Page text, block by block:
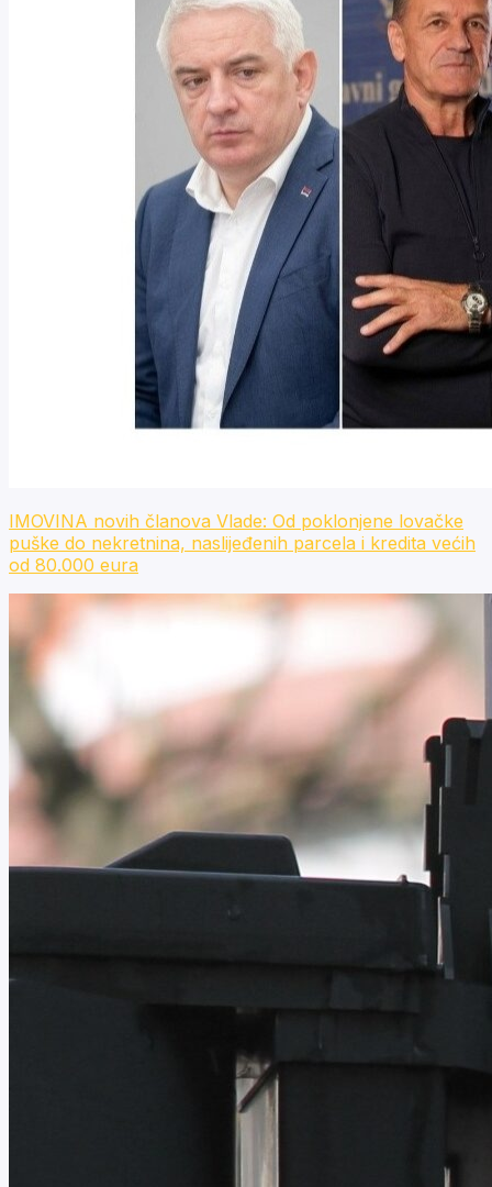
IMOVINA novih članova Vlade: Od poklonjene lovačke
puške do nekretnina, naslijeđenih parcela i kredita većih
od 80.000 eura